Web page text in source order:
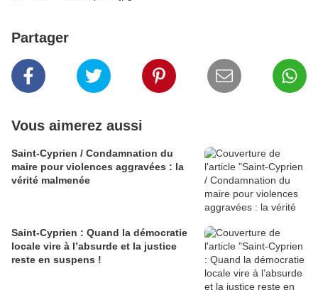
Partager
Vous aimerez aussi
Saint-Cyprien / Condamnation du
maire pour violences aggravées : la
vérité malmenée
Saint-Cyprien : Quand la démocratie
locale vire à l’absurde et la justice
reste en suspens !